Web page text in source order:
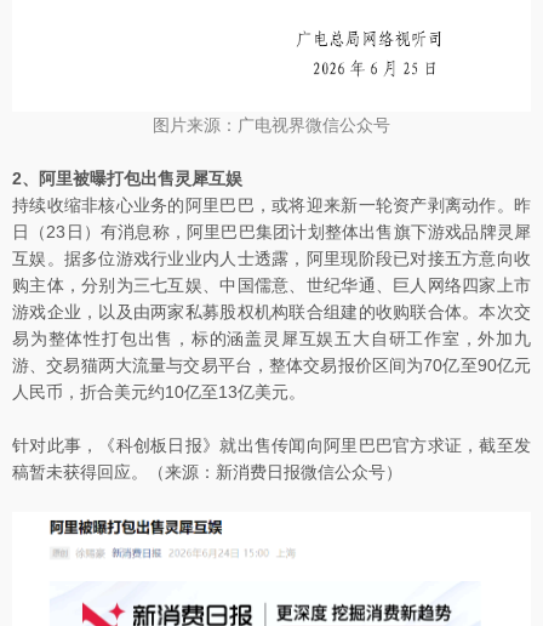
图片来源：广电视界微信公众号
2、阿里被曝打包出售灵犀互娱
持续收缩非核心业务的阿里巴巴，或将迎来新一轮资产剥离动作。昨
日（23日）有消息称，阿里巴巴集团计划整体出售旗下游戏品牌灵犀
互娱。据多位游戏行业业内人士透露，阿里现阶段已对接五方意向收
购主体，分别为三七互娱、中国儒意、世纪华通、巨人网络四家上市
游戏企业，以及由两家私募股权机构联合组建的收购联合体。本次交
易为整体性打包出售，标的涵盖灵犀互娱五大自研工作室，外加九
游、交易猫两大流量与交易平台，整体交易报价区间为70亿至90亿元
人民币，折合美元约10亿至13亿美元。
针对此事，《科创板日报》就出售传闻向阿里巴巴官方求证，截至发
稿暂未获得回应。（来源：新消费日报微信公众号）